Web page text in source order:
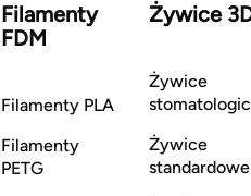
Filamenty
FDM
Filamenty PLA
Filamenty
PETG
Żywice
Żywice
Żywice
standardowe